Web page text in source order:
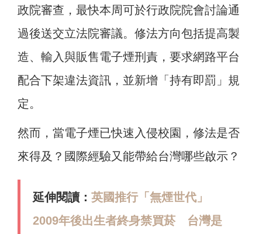
政院審查，最快本周可於行政院院會討論通
過後送交立法院審議。修法方向包括提高製
造、輸入與販售電子煙刑責，要求網路平台
配合下架違法資訊，並新增「持有即罰」規
定。
然而，當電子煙已快速入侵校園，修法是否
來得及？國際經驗又能帶給台灣哪些啟示？
延伸閱讀： 英國推行「無煙世代」
2009年後出生者終身禁買菸 台灣是